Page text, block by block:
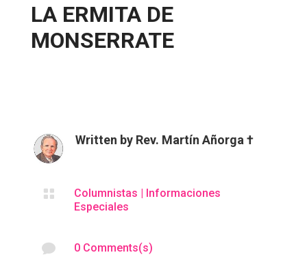
LA ERMITA DE
MONSERRATE
Written by Rev. Martín Añorga †
 Columnistas | Informaciones
Especiales
 0 Comments(s)